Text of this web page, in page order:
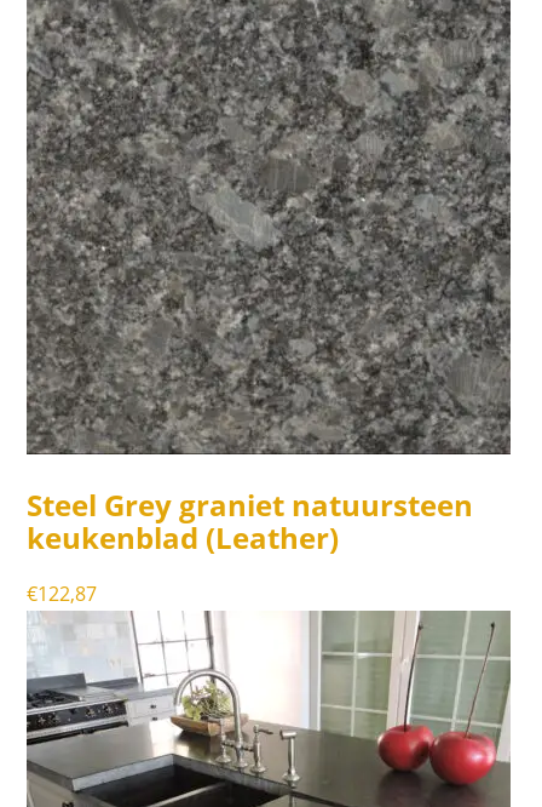
was:
€221,60.
is:
€192,80.
Steel Grey graniet natuursteen
keukenblad (Leather)
€122,87